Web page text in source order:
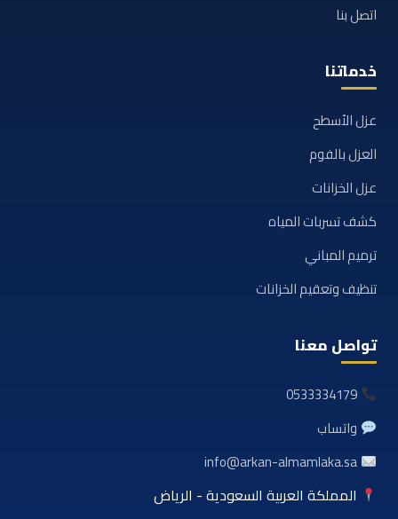
اتصل بنا
خدماتنا
عزل الأسطح
العزل بالفوم
عزل الخزانات
كشف تسربات المياه
ترميم المباني
تنظيف وتعقيم الخزانات
تواصل معنا
0533334179
واتساب
info@arkan-almamlaka.sa
المملكة العربية السعودية - الرياض